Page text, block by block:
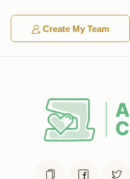
1 year ago
אלי' כהן יואל משה שטוהל
1 year ago
Create My Team